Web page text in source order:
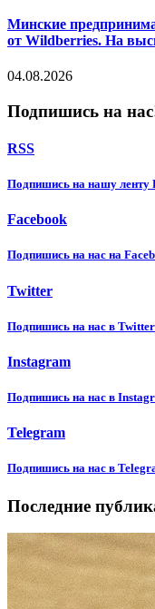
Минские
от Wildberries. На
04.08.2026
Подпишись на
RSS
Подпишиcь на нашу ленту
Facebook
Подпишиcь на нас на
Twitter
Подпишиcь на нас в Twitter
Instagram
Подпишиcь на нас в
Telegram
Подпишиcь на нас в
Последние